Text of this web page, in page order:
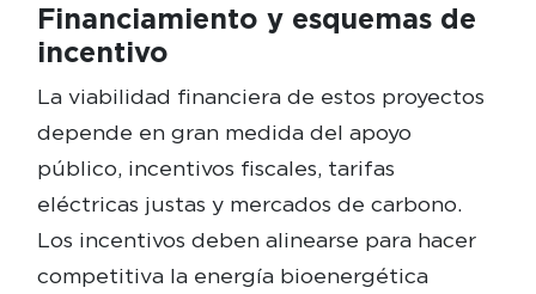
Financiamiento y esquemas de
incentivo
La viabilidad financiera de estos proyectos
depende en gran medida del apoyo
público, incentivos fiscales, tarifas
eléctricas justas y mercados de carbono.
Los incentivos deben alinearse para hacer
competitiva la energía bioenergética